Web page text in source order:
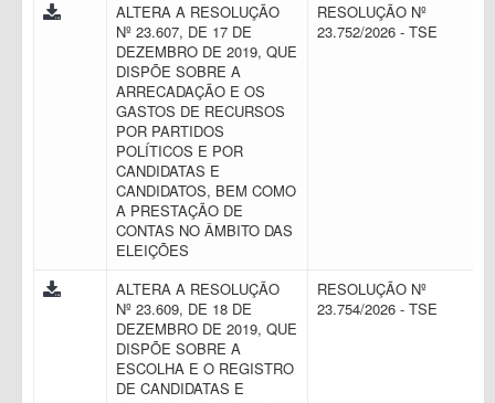
ALTERA A RESOLUÇÃO
Nº 23.607, DE 17 DE
DEZEMBRO DE 2019, QUE
DISPÕE SOBRE A
ARRECADAÇÃO E OS
GASTOS DE RECURSOS
POR PARTIDOS
POLÍTICOS E POR
CANDIDATAS E
CANDIDATOS, BEM COMO
A PRESTAÇÃO DE
CONTAS NO ÂMBITO DAS
ELEIÇÕES
RESOLUÇÃO Nº
23.752/2026 - TSE
ALTERA A RESOLUÇÃO
Nº 23.609, DE 18 DE
DEZEMBRO DE 2019, QUE
DISPÕE SOBRE A
ESCOLHA E O REGISTRO
DE CANDIDATAS E
RESOLUÇÃO Nº
23.754/2026 - TSE